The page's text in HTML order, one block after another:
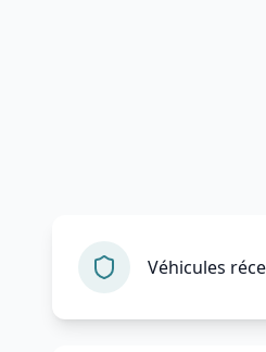
Véhicules